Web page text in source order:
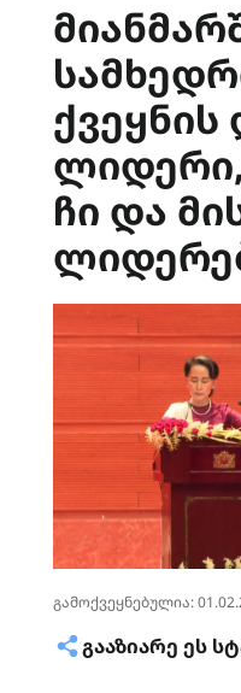
ლიდერი,
ჩი და
გამოქვეყნებულია:
ᲒᲐᲐᲖᲘᲐᲠᲔ ᲔᲡ